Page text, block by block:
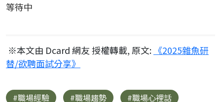
等待中
※本文由 Dcard 網友 授權轉載, 原文: 《2025雜魚研
替/欲聘面試分享》
#職場經驗 #職場趨勢 #職場心裡話